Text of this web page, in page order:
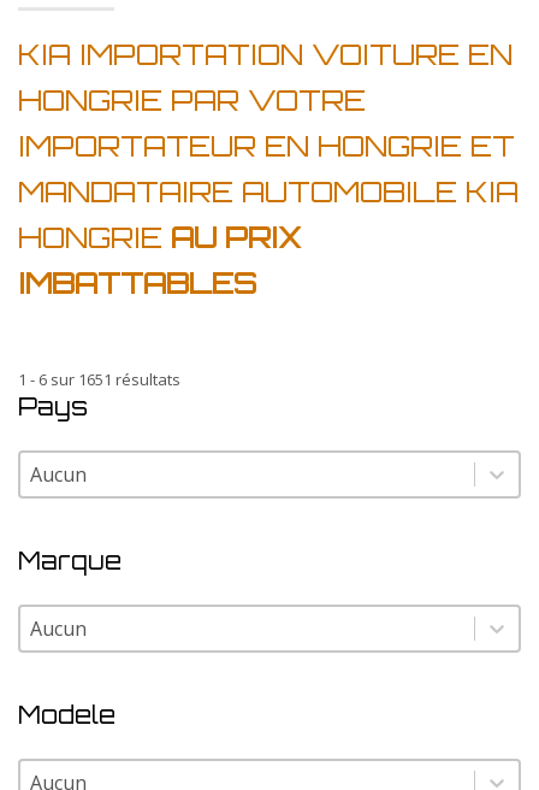
KIA IMPORTATION VOITURE EN
HONGRIE PAR VOTRE
IMPORTATEUR EN HONGRIE ET
MANDATAIRE AUTOMOBILE KIA
HONGRIE AU PRIX
IMBATTABLES
1 - 6 sur 1651 résultats
Pays
Pays
Pays
Marque
Marque
Marque
Modele
Modele
Modele